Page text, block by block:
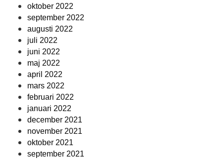
oktober 2022
september 2022
augusti 2022
juli 2022
juni 2022
maj 2022
april 2022
mars 2022
februari 2022
januari 2022
december 2021
november 2021
oktober 2021
september 2021